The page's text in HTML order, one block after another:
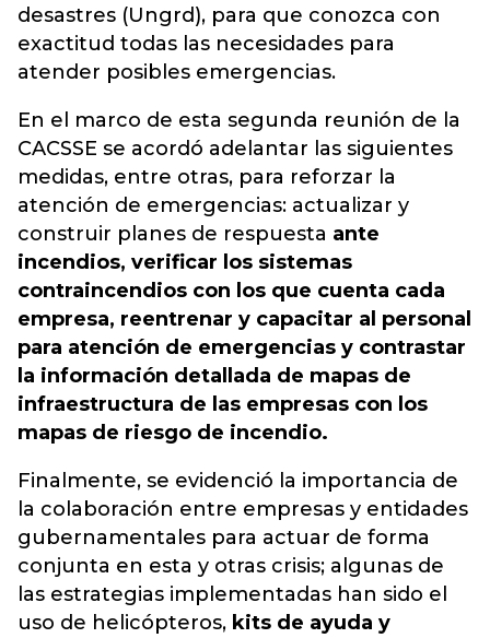
desastres (Ungrd), para que conozca con
exactitud todas las necesidades para
atender posibles emergencias.
En el marco de esta segunda reunión de la
CACSSE se acordó adelantar las siguientes
medidas, entre otras, para reforzar la
atención de emergencias: actualizar y
construir planes de respuesta ante
incendios, verificar los sistemas
contraincendios con los que cuenta cada
empresa, reentrenar y capacitar al personal
para atención de emergencias y contrastar
la información detallada de mapas de
infraestructura de las empresas con los
mapas de riesgo de incendio.
Finalmente, se evidenció la importancia de
la colaboración entre empresas y entidades
gubernamentales para actuar de forma
conjunta en esta y otras crisis; algunas de
las estrategias implementadas han sido el
uso de helicópteros, kits de ayuda y